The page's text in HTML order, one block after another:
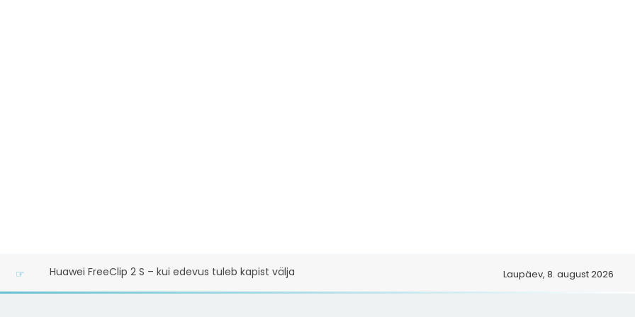
Ood poistele: Vahtralehe märgiga BMW ongi mu lemmikauto Laupäev, 8. august 2026